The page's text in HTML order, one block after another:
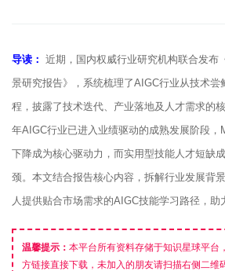
导读： 近期，国内权威行业研究机构联合发布
景研究报告》，系统梳理了AIGC行业从技术尝
程，披露了技术迭代、产业落地及人才需求的
年AIGC行业已进入业绩驱动的成熟发展阶段，
下降成为核心驱动力，而实用型技能人才短缺
颈。本文结合报告核心内容，拆解行业发展背
人提供贴合市场需求的AIGC技能学习路径，助
温馨提示： 本平台所有资料存储于知识星球平台
方链接直接下载，未加入的朋友请扫描右侧二维